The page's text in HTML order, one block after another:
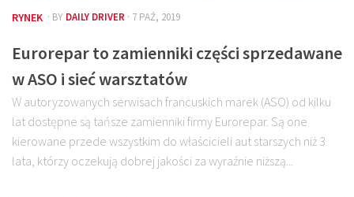
RYNEK · BY DAILY DRIVER · 7 PAŹ, 2019
Eurorepar to zamienniki części sprzedawane
w ASO i sieć warsztatów
W autoryzowanych serwisach francuskich marek (ASO) od kilku
lat dostępne są tańsze zamienniki firmy Eurorepar. Są one
kierowane przede wszystkim do właścicieli aut starszych niż 3
lata, którzy oczekują dobrej jakości za wyraźnie niższą...